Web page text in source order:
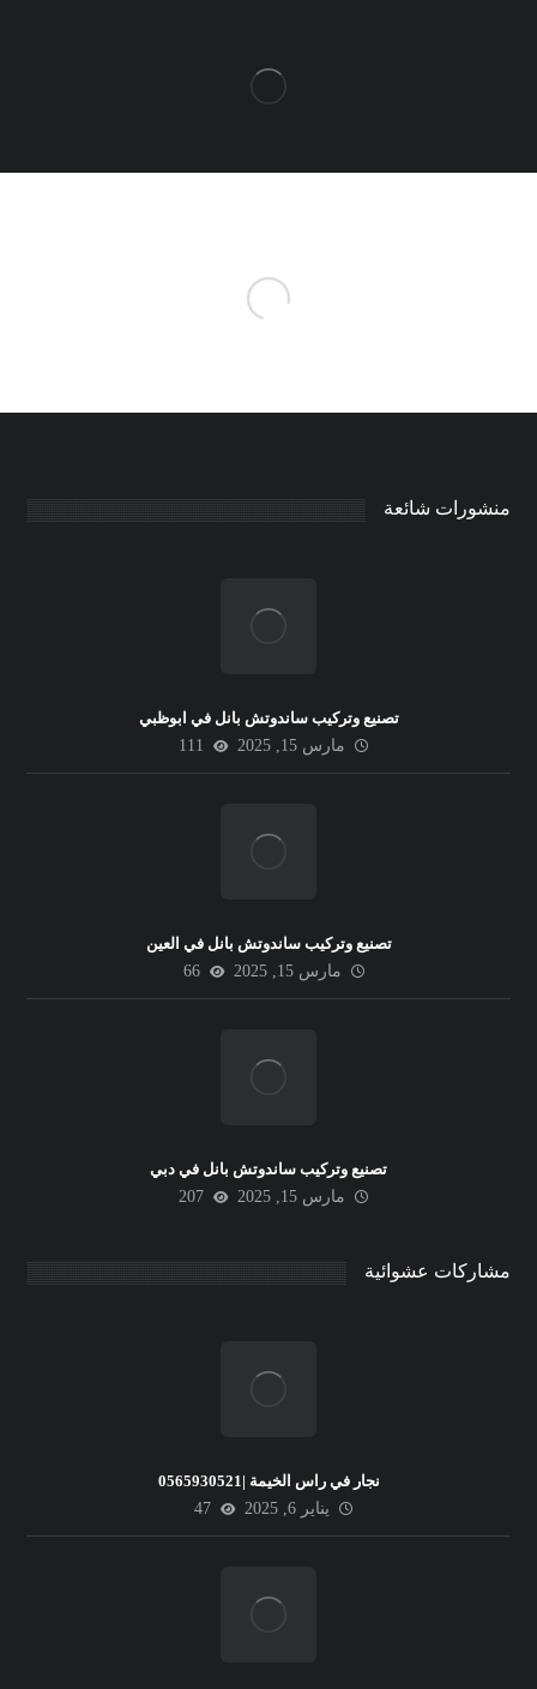
منشورات شائعة
تصنيع وتركيب ساندوتش بانل في ابوظبي
مارس 15, 2025
111
تصنيع وتركيب ساندوتش بانل في العين
مارس 15, 2025
66
تصنيع وتركيب ساندوتش بانل في دبي
مارس 15, 2025
207
مشاركات عشوائية
نجار في راس الخيمة |0565930521
يناير 6, 2025
47